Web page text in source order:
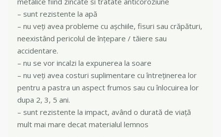
– sunt rezistente la apă
– nu veți avea probleme cu așchiile, fisuri sau crăpături,
neexistând pericolul de înţepare / tăiere sau
accidentare.
– nu se vor incalzi la expunerea la soare
– nu veți avea costuri suplimentare cu întreținerea lor
pentru a pastra un aspect frumos sau cu înlocuirea lor
dupa 2, 3, 5 ani.
– sunt rezistente la impact, având o durată de viață
mult mai mare decat materialul lemnos